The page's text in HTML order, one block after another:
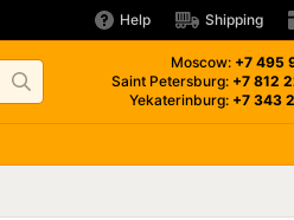
Help Shipping
Moscow: +7 495
Saint Petersburg: +7 812
Yekaterinburg: +7 343